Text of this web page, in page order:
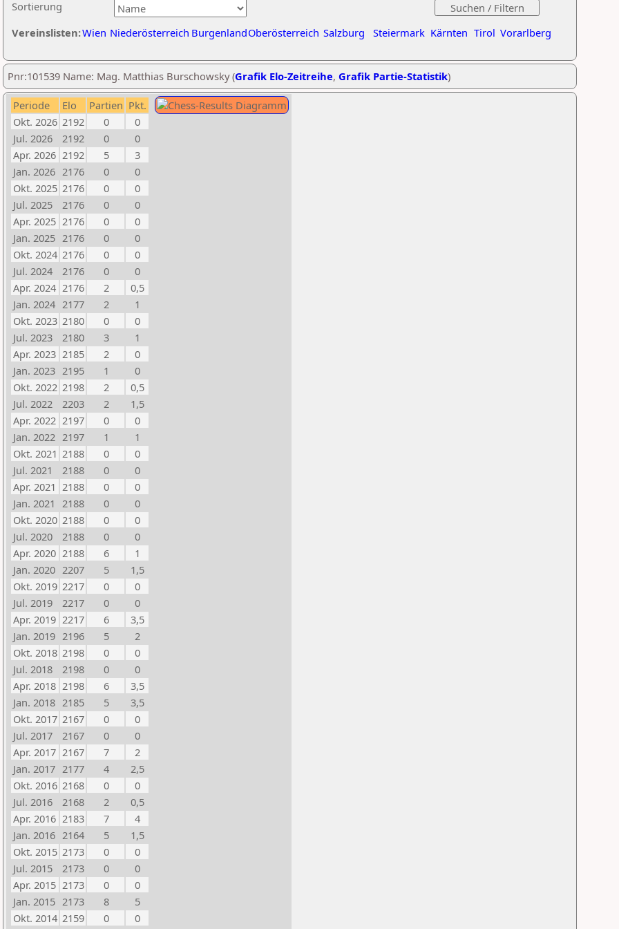
Sortierung
Vereinslisten:Wien Niederösterreich BurgenlandOberösterreich Salzburg Steiermark Kärnten Tirol Vorarlberg
Pnr:101539 Name: Mag. Matthias Burschowsky (Grafik Elo-Zeitreihe, Grafik Partie-Statistik)
Periode Elo Partien Pkt.
Okt. 2026 2192 0
0
Jul. 2026
2192 0
0
Apr. 2026 2192 5
3
Jan. 2026 2176 0
0
Okt. 2025 2176 0
0
Jul. 2025
2176 0
0
Apr. 2025 2176 0
0
Jan. 2025 2176 0
0
Okt. 2024 2176 0
0
Jul. 2024
2176 0
0
Apr. 2024 2176 2
0,5
Jan. 2024 2177 2
1
Okt. 2023 2180 0
0
Jul. 2023
2180 3
1
Apr. 2023 2185 2
0
Jan. 2023 2195 1
0
Okt. 2022 2198 2
0,5
Jul. 2022
2203 2
1,5
Apr. 2022 2197 0
0
Jan. 2022 2197 1
1
Okt. 2021 2188 0
0
Jul. 2021
2188 0
0
Apr. 2021 2188 0
0
Jan. 2021 2188 0
0
Okt. 2020 2188 0
0
Jul. 2020
2188 0
0
Apr. 2020 2188 6
1
Jan. 2020 2207 5
1,5
Okt. 2019 2217 0
0
Jul. 2019
2217 0
0
Apr. 2019 2217 6
3,5
Jan. 2019 2196 5
2
Okt. 2018 2198 0
0
Jul. 2018
2198 0
0
Apr. 2018 2198 6
3,5
Jan. 2018 2185 5
3,5
Okt. 2017 2167 0
0
Jul. 2017
2167 0
0
Apr. 2017 2167 7
2
Jan. 2017 2177 4
2,5
Okt. 2016 2168 0
0
Jul. 2016
2168 2
0,5
Apr. 2016 2183 7
4
Jan. 2016 2164 5
1,5
Okt. 2015 2173 0
0
Jul. 2015
2173 0
0
Apr. 2015 2173 0
0
Jan. 2015 2173 8
5
Okt. 2014 2159 0
0